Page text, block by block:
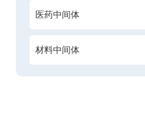
医药中间体
材料中间体